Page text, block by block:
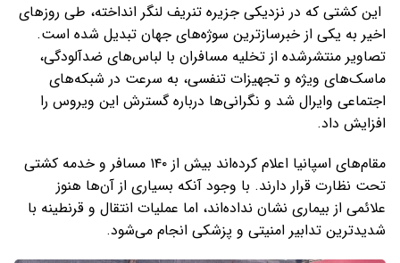
این کشتی که در نزدیکی جزیره تنریف لنگر انداخته، طی روزهای
اخیر به یکی از خبرسازترین سوژه‌های جهان تبدیل شده است.
تصاویر منتشرشده از تخلیه مسافران با لباس‌های ضدآلودگی،
ماسک‌های ویژه و تجهیزات تنفسی، به سرعت در شبکه‌های
اجتماعی وایرال شد و نگرانی‌ها درباره گسترش این ویروس را
افزایش داد.
مقام‌های اسپانیا اعلام کرده‌اند بیش از ۱۴۰ مسافر و خدمه کشتی
تحت نظارت قرار دارند. با وجود آنکه بسیاری از آن‌ها هنوز
علائمی از بیماری نشان نداده‌اند، اما عملیات انتقال و قرنطینه با
شدیدترین تدابیر امنیتی و پزشکی انجام می‌شود.